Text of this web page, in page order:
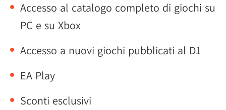
Accesso al catalogo completo di giochi su
PC e su Xbox
Accesso a nuovi giochi pubblicati al D1
EA Play
Sconti esclusivi